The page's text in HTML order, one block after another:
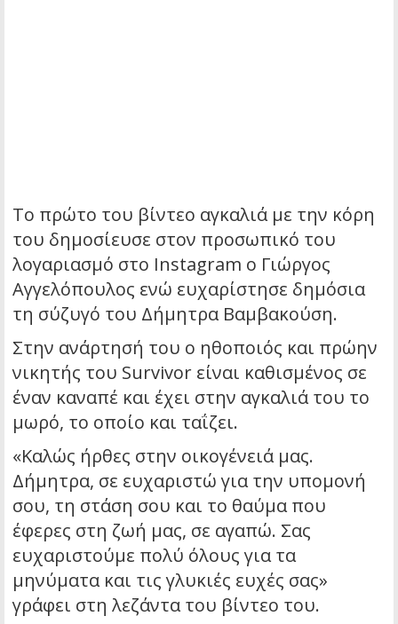
Το πρώτο του βίντεο αγκαλιά με την κόρη
του δημοσίευσε στον προσωπικό του
λογαριασμό στο Instagram ο Γιώργος
Αγγελόπουλος ενώ ευχαρίστησε δημόσια
τη σύζυγό του Δήμητρα Βαμβακούση.
Στην ανάρτησή του ο ηθοποιός και πρώην
νικητής του Survivor είναι καθισμένος σε
έναν καναπέ και έχει στην αγκαλιά του το
μωρό, το οποίο και ταΐζει.
«Καλώς ήρθες στην οικογένειά μας.
Δήμητρα, σε ευχαριστώ για την υπομονή
σου, τη στάση σου και το θαύμα που
έφερες στη ζωή μας, σε αγαπώ. Σας
ευχαριστούμε πολύ όλους για τα
μηνύματα και τις γλυκιές ευχές σας»
γράφει στη λεζάντα του βίντεο του.